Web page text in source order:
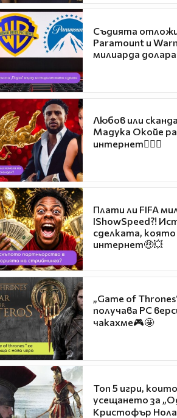
Съдията
Paramount и
милиарда
Любов или
Мадука Окойе
интернет❤️‍🔥🔥
Плати ли FIFA
IShowSpeed?!
сделката,
интернет🤑💥
„Game of
получава PC
чакахме🎮🤩
Топ 5 игри,
усещането за
Кристофър